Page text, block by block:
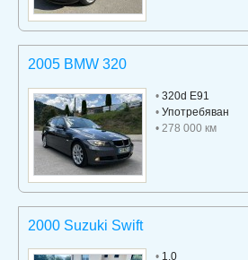
2005 BMW 320
• 320d E91
• Употребяван
• 278 000 км
2000 Suzuki Swift
• 1.0